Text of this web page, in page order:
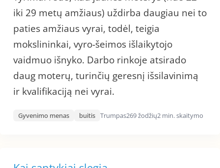
iki 29 metų amžiaus) uždirba daugiau nei to
paties amžiaus vyrai, todėl, teigia
mokslininkai, vyro-šeimos išlaikytojo
vaidmuo išnyko. Darbo rinkoje atsirado
daug moterų, turinčių geresnį išsilavinimą
ir kvalifikaciją nei vyrai.
Gyvenimo menas buitis Trumpas269 žodžių2 min. skaitymo